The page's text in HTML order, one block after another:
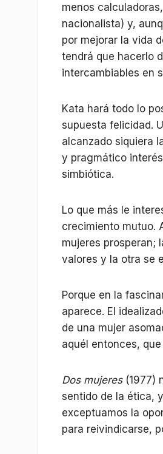
menos
nacionalista) y,
por mejorar la vida
tendrá que hacerlo
intercambiables en
Kata hará todo lo
supuesta felicidad.
alcanzado siquiera
y pragmático
simbiótica.
Lo que más le
crecimiento mutuo.
mujeres prosperan;
valores y la otra se
Porque en la
aparece. El
de una mujer
aquél entonces,
Dos mujeres(1977)
sentido de la ética,
exceptuamos la
para reivindicarse,